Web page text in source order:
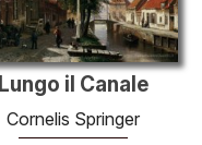
Lungo il Canale
Cornelis Springer